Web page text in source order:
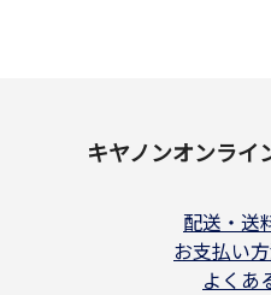
キヤノンオンライ
配送・送
お支払い
よくあ